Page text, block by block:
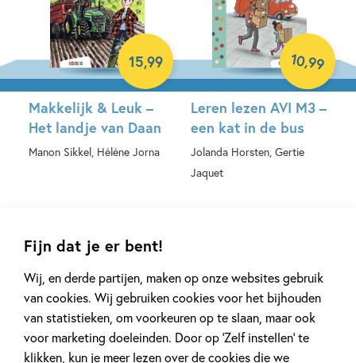
Fijn dat je er bent!
Wij, en derde partijen, maken op onze websites gebruik
van cookies. Wij gebruiken cookies voor het bijhouden
van statistieken, om voorkeuren op te slaan, maar ook
voor marketing doeleinden. Door op ‘Zelf instellen’ te
klikken, kun je meer lezen over de cookies die we
Makkelijk & Leuk –
Het landje van Daan
Manon Sikkel, Hélène Jorna
15,99
Leren lezen AVI M3 –
een kat in de bus
Jolanda Horsten, Gertie
Jaquet
10,99
18,99 11,99